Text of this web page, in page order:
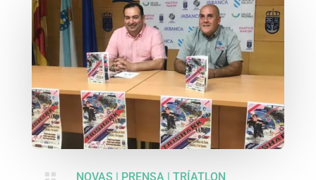
NOVAS PRENSA| TRÍATLON